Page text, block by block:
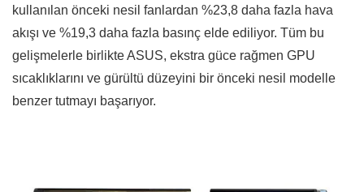
kullanılan önceki nesil fanlardan %23,8 daha fazla hava
akışı ve %19,3 daha fazla basınç elde ediliyor. Tüm bu
gelişmelerle birlikte ASUS, ekstra güce rağmen GPU
sıcaklıklarını ve gürültü düzeyini bir önceki nesil modelle
benzer tutmayı başarıyor.